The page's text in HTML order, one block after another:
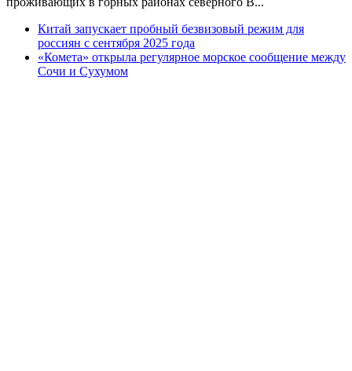
Китай запускает пробный безвизовый режим для
россиян с сентября 2025 года
«Комета» открыла регулярное морское сообщение между
Сочи и Сухумом